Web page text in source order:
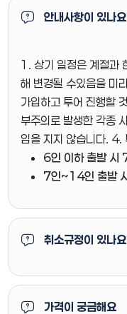
안내사항이 있나
1. 상기 일정은 계절과
해 변경될 수있음을 미
가입하고 투어 진행할
부주의로 발생한 각종
임을 지지 않습니다. 4.
6인 이하 출발 시
7인~14인 출발
취소규정이 있나
가격이 궁금해요